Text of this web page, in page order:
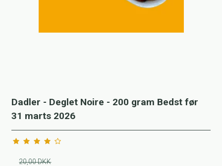
Dadler - Deglet Noire - 200 gram Bedst før
31 marts 2026
20,00 DKK